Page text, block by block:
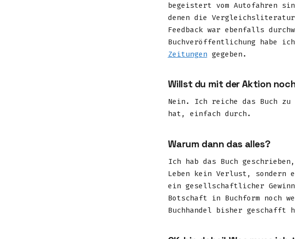
begeistert vom Autofahren
denen die
Feedback war ebenfalls
Buchveröffentlichung habe ich
Zeitungen gegeben.
Willst du mit der Aktion
Nein. Ich reiche das Buch zu
hat, einfach durch.
Warum dann das alles?
Ich hab das Buch
Leben kein Verlust, sondern
ein gesellschaftlicher
Botschaft in Buchform noch
Buchhandel bisher geschafft